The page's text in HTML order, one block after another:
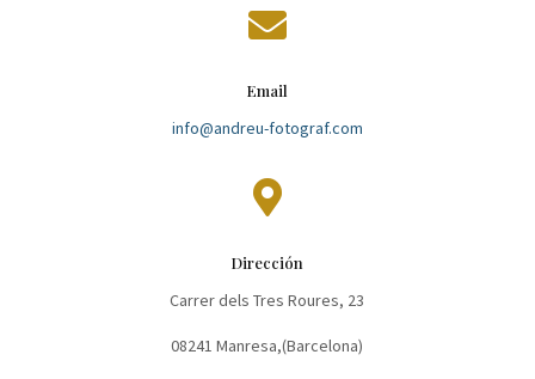

Email
info@andreu-fotograf.com

Dirección
Carrer dels Tres Roures, 23
08241 Manresa,(Barcelona)